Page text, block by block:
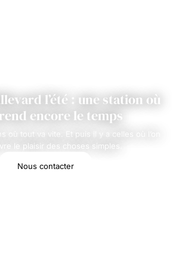
l’été : une station où
encore le temps
où tout va vite. Et puis il y a celles où l’on
le plaisir des choses simples.
Nous contacter